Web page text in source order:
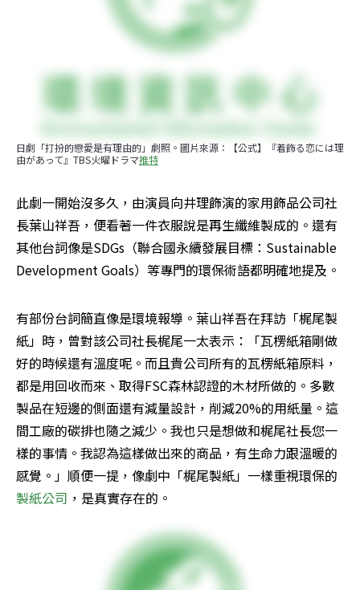
日劇「打扮的戀愛是有理由的」劇照。圖片來源：【公式】『着飾る恋には理
由があって』TBS火曜ドラマ推特
此劇一開始沒多久，由演員向井理飾演的家用飾品公司社
長葉山祥吾，便看著一件衣服說是再生纖維製成的。還有
其他台詞像是SDGs（聯合國永續發展目標：Sustainable
Development Goals）等專門的環保術語都明確地提及。
有部份台詞簡直像是環境報導。葉山祥吾在拜訪「梶尾製
紙」時，曾對該公司社長梶尾一太表示：「瓦楞紙箱剛做
好的時候還有溫度呢。而且貴公司所有的瓦楞紙箱原料，
都是用回收而來、取得FSC森林認證的木材所做的。多數
製品在短邊的側面還有減量設計，削減20%的用紙量。這
間工廠的碳排也隨之減少。我也只是想做和梶尾社長您一
樣的事情。我認為這樣做出來的商品，有生命力跟溫暖的
感覺。」順便一提，像劇中「梶尾製紙」一樣重視環保的
製紙公司 ，是真實存在的。